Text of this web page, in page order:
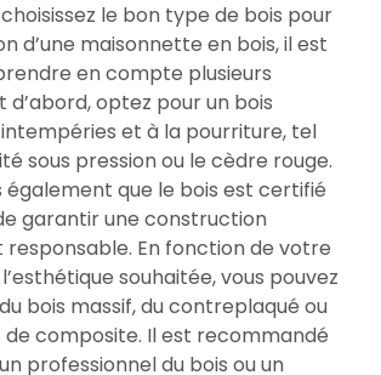
le bon type de bois pour
d’une maisonnette en bois, il est
en compte plusieurs
d’abord, optez pour un bois
et à la pourriture, tel
sous pression ou le cèdre rouge.
également que le bois est certifié
garantir une construction
responsable. En fonction de votre
souhaitée, vous pouvez
bois massif, du contreplaqué ou
de composite. Il est recommandé
professionnel du bois ou un